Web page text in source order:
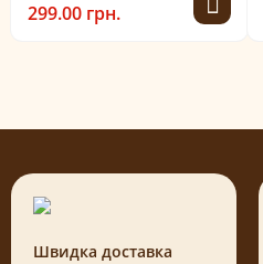
299.00 грн.
Швидка доставка